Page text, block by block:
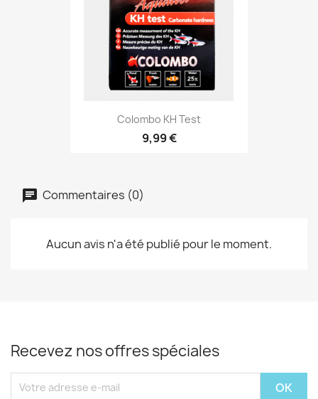
Colombo KH Test
9,99 €
Commentaires (0)
Aucun avis n'a été publié pour le moment.
Recevez nos offres spéciales